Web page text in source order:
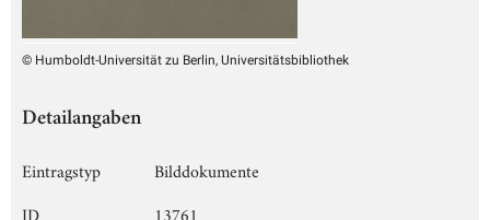
© Humboldt-Universität zu Berlin, Universitätsbibliothek
Detailangaben
Eintragstyp
Bilddokumente
ID
13761